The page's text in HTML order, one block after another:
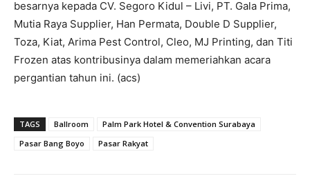
besarnya kepada CV. Segoro Kidul – Livi, PT. Gala Prima,
Mutia Raya Supplier, Han Permata, Double D Supplier,
Toza, Kiat, Arima Pest Control, Cleo, MJ Printing, dan Titi
Frozen atas kontribusinya dalam memeriahkan acara
pergantian tahun ini. (acs)
TAGS Ballroom
Palm Park Hotel & Convention Surabaya
Pasar Bang Boyo
Pasar Rakyat